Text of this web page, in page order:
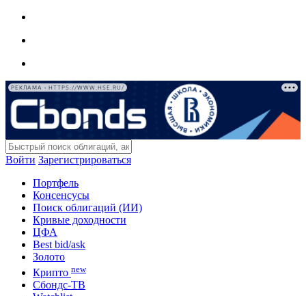
РЕКЛАМА • HTTPS://WWW.HSE.RU/
Войти Зарегистрироваться
Портфель
Консенсусы
Поиск облигаций (ИИ)
Кривые доходности
ЦФА
Best bid/ask
Золото
Крипто new
Сбондс-ТВ